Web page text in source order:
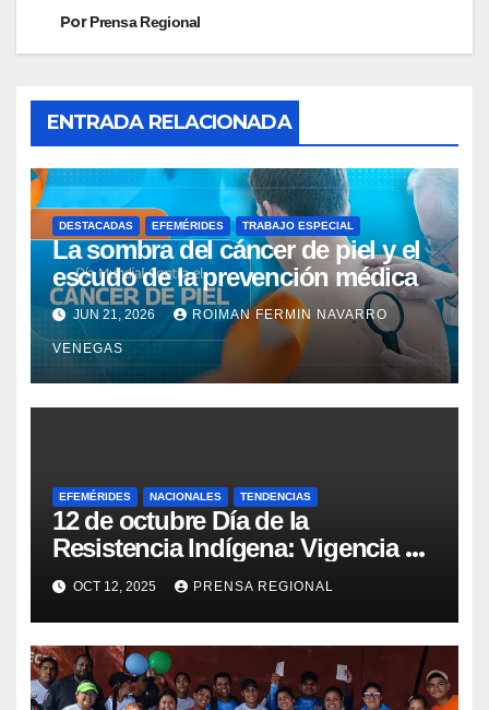
PorPrensa Regional
ENTRADA RELACIONADA
DESTACADAS EFEMÉRIDES TRABAJO ESPECIAL
La sombra del cáncer de piel y el
escudo de la prevención médica
JUN 21, 2026 ROIMAN FERMIN NAVARRO
VENEGAS
EFEMÉRIDES NACIONALES TENDENCIAS
12 de octubre Día de la
Resistencia Indígena: Vigencia de
la lucha y la salud pluricultural
OCT 12, 2025 PRENSA REGIONAL